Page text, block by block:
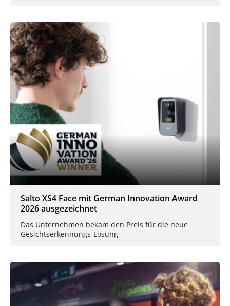
Salto XS4 Face mit German Innovation Award
2026 ausgezeichnet
Das Unternehmen bekam den Preis für die neue
Gesichtserkennungs-Lösung